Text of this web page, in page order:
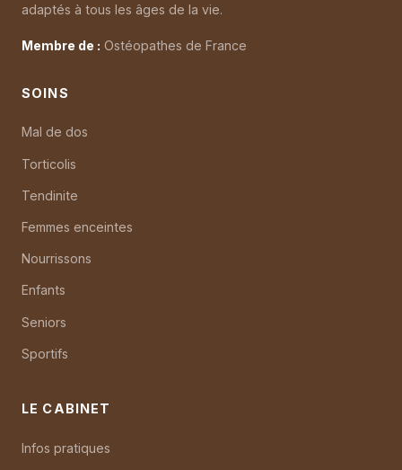
adaptés à tous les âges de la vie.
Membre de : Ostéopathes de France
SOINS
Mal de dos
Torticolis
Tendinite
Femmes enceintes
Nourrissons
Enfants
Seniors
Sportifs
LE CABINET
Infos pratiques